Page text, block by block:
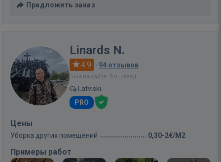
Предложить заказ
Linards N.
4.9 · 94 отзывов
Был на сайте: 9 ч. назад
Latviski
PRO
Цены
Уборка других помещений 0,30-2€/M2
Примеры работ